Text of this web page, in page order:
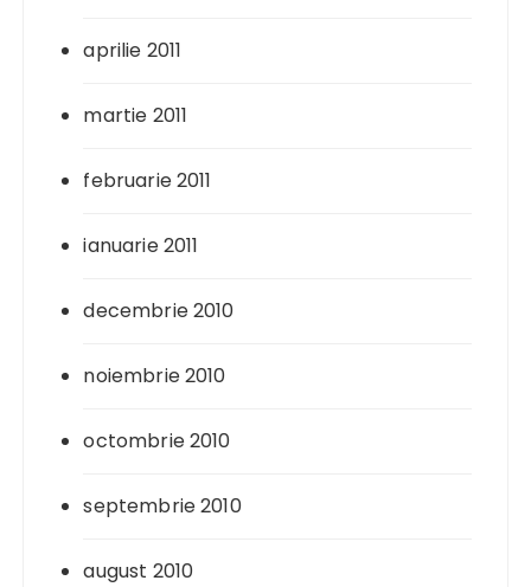
aprilie 2011
martie 2011
februarie 2011
ianuarie 2011
decembrie 2010
noiembrie 2010
octombrie 2010
septembrie 2010
august 2010